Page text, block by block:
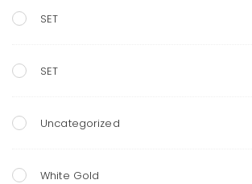
SET
SET
Uncategorized
White Gold